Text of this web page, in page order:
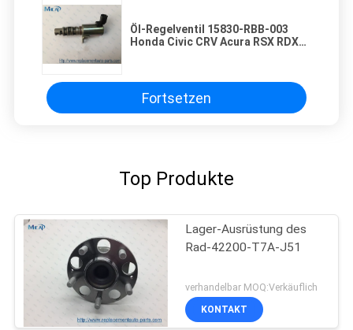
Öl-Regelventil 15830-RBB-003
Honda Civic CRV Acura RSX RDX
Fortsetzen
Top Produkte
Lager-Ausrüstung des
Rad-42200-T7A-J51
verhandelbar MOQ:Verkäuflich
KONTAKT